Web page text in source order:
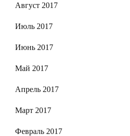
Август 2017
Июль 2017
Июнь 2017
Май 2017
Апрель 2017
Март 2017
Февраль 2017